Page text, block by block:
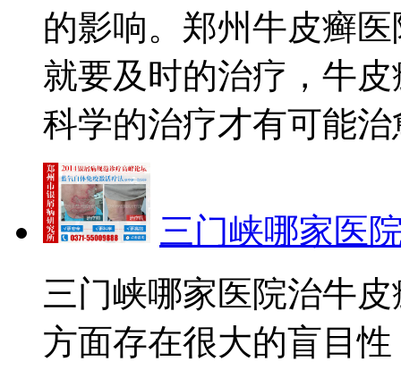
的影响。郑州牛皮癣
就要及时的治疗，牛
科学的治疗才有可能治
三门峡哪家医
三门峡哪家医院治牛
方面存在很大的盲目